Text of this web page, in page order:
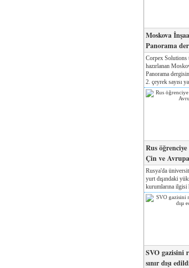
Moskova
Panorama
Corpex Solutions
hazırlanan
Panorama
2. çeyrek sayısı
Rus
Çin ve Avrupa
Rusya'da
yurt dışındaki
kurumlarına ilgisi
SVO gazisini
sınır dışı